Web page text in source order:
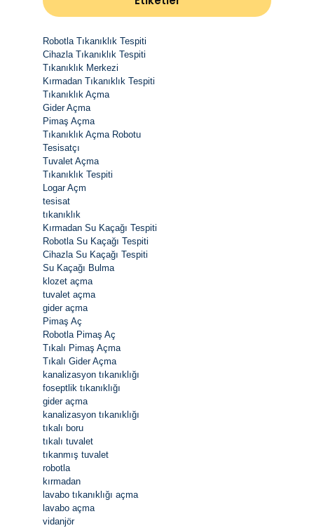
Robotla Tıkanıklık Tespiti
Cihazla Tıkanıklık Tespiti
Tıkanıklık Merkezi
Kırmadan Tıkanıklık Tespiti
Tıkanıklık Açma
Gider Açma
Pimaş Açma
Tıkanıklık Açma Robotu
Tesisatçı
Tuvalet Açma
Tıkanıklık Tespiti
Logar Açm
tesisat
tıkanıklık
Kırmadan Su Kaçağı Tespiti
Robotla Su Kaçağı Tespiti
Cihazla Su Kaçağı Tespiti
Su Kaçağı Bulma
klozet açma
tuvalet açma
gider açma
Pimaş Aç
Robotla Pimaş Aç
Tıkalı Pimaş Açma
Tıkalı Gider Açma
kanalizasyon tıkanıklığı
foseptlik tıkanıklığı
gider açma
kanalizasyon tıkanıklığı
tıkalı boru
tıkalı tuvalet
tıkanmış tuvalet
robotla
kırmadan
lavabo tıkanıklığı açma
lavabo açma
vidanjör